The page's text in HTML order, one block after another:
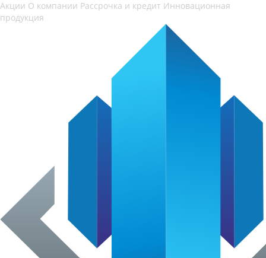
Акции О компании Рассрочка и кредит Инновационная
продукция